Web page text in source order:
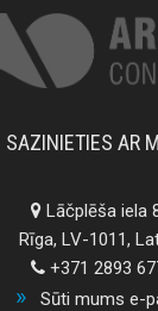
SAZINIETIES AR
Lāčplēša iela
Rīga, LV-1011,
+371 2893
Sūti mums e-